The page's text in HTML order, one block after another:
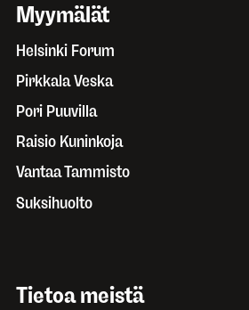
Myymälät
Helsinki Forum
Pirkkala Veska
Pori Puuvilla
Raisio Kuninkoja
Vantaa Tammisto
Suksihuolto
Tietoa meistä